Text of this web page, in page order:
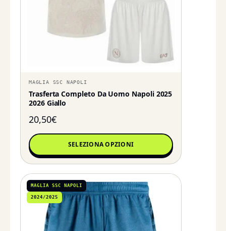
MAGLIA SSC NAPOLI
Trasferta Completo Da Uomo Napoli 2025
2026 Giallo
20,50€
SELEZIONA OPZIONI
MAGLIA SSC NAPOLI
2024/2025